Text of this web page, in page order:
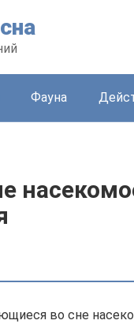
Фауна
во сне